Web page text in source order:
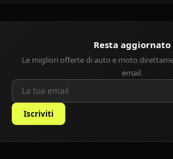
Resta aggiornato
Le migliori offerte di auto e moto
email.
Iscriviti